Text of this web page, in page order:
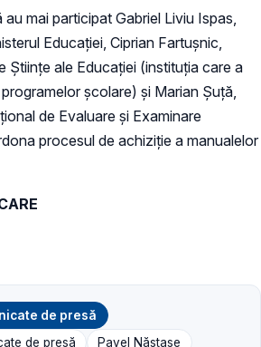
mai participat Gabriel Liviu Ispas,
Educației, Ciprian Fartușnic,
Științe ale Educației (instituția care a
școlare) și Marian Șuță,
de Evaluare și Examinare
procesul de achiziție a manualelor
de presă
de presă Pavel Năstase